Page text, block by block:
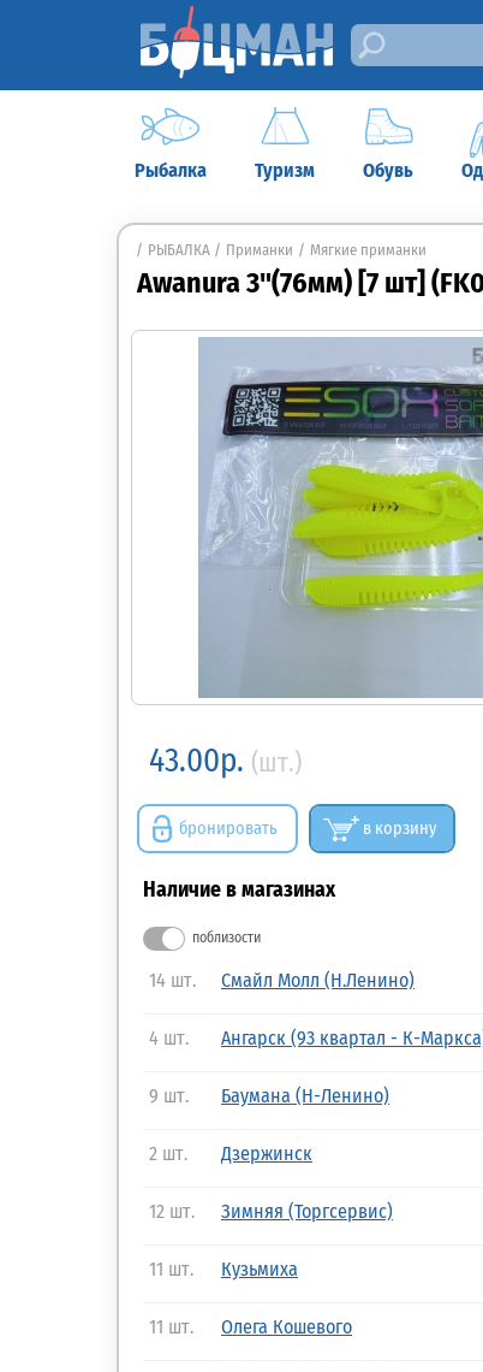
Рыбалка Туризм Обувь
РЫБАЛКА Приманки Мягкие приманки
Awanura 3"(76мм) [7 шт]
43.00р. (шт.)
бронировать в корзину
Наличие в магазинах
поблизости
14 шт. Смайл Молл (Н.Ленино)
4 шт. Ангарск (93 квартал - К-
9 шт. Баумана (Н-Ленино)
2 шт. Дзержинск
12 шт. Зимняя (Торгсервис)
11 шт. Кузьмиха
11 шт. Олега Кошевого